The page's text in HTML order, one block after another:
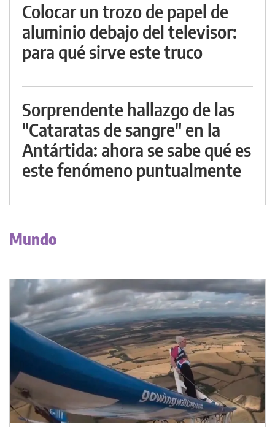
Colocar un trozo de papel de
aluminio debajo del televisor:
para qué sirve este truco
Sorprendente hallazgo de las
"Cataratas de sangre" en la
Antártida: ahora se sabe qué es
este fenómeno puntualmente
Mundo